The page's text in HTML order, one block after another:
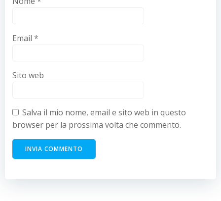
Email *
Sito web
Salva il mio nome, email e sito web in questo
browser per la prossima volta che commento.